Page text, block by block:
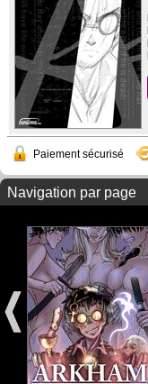
Paiement sécurisé
Navigation par page